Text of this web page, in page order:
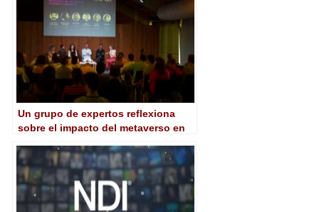
Un grupo de expertos reflexiona
sobre el impacto del metaverso en